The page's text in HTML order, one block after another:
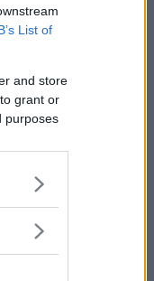
List of
and store
grant or
purposes